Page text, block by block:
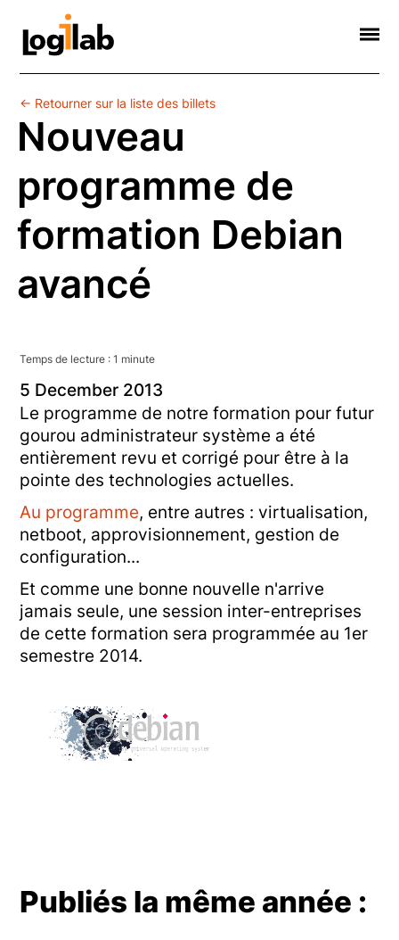
Société
Web Sémantique
Formations
Informatique Scientifique
Contact
← Retourner sur la liste des billets
Nouveau
programme de
formation Debian
avancé
Temps de lecture : 1 minute
5 December 2013
Le programme de notre formation pour futur
gourou administrateur système a été
entièrement revu et corrigé pour être à la
pointe des technologies actuelles.
Au programme, entre autres : virtualisation,
netboot, approvisionnement, gestion de
configuration...
Et comme une bonne nouvelle n'arrive
jamais seule, une session inter-entreprises
de cette formation sera programmée au 1er
semestre 2014.
Publiés la même année :